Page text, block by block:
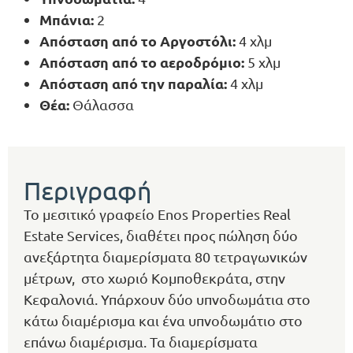
Μπάνια: 2
Απόσταση από το Αργοστόλι:4 χλμ
Απόσταση από το αεροδρόμιο: 5 χλμ
Απόσταση από την παραλία:4 χλμ
Θέα: Θάλασσα
Περιγραφή
Το μεσιτικό γραφείο Enos Properties Real
Estate Services, διαθέτει προς πώληση δύο
ανεξάρτητα διαμερίσματα 80 τετραγωνικών
μέτρων, στο χωριό Κομποθεκράτα, στην
Κεφαλονιά. Υπάρχουν δύο υπνοδωμάτια στο
κάτω διαμέρισμα και ένα υπνοδωμάτιο στο
επάνω διαμέρισμα. Τα διαμερίσματα